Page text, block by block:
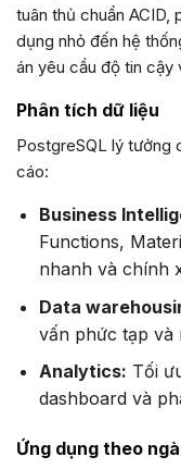
tuân thủ chuẩn ACID,
dụng nhỏ đến hệ
án yêu cầu độ tin cậy
Phân tích dữ liệu
PostgreSQL lý tưởng
cáo:
Business
Functions,
nhanh và chính
Data
vấn phức tạp và
Analytics: Tối
dashboard và
Ứng dụng theo